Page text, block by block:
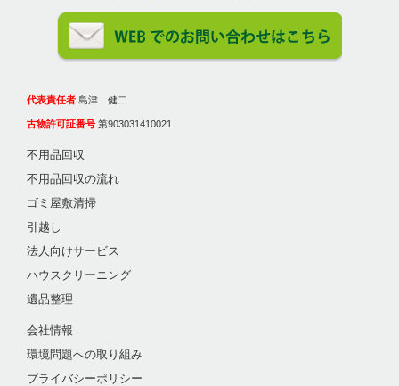
代表責任者 島津 健二
古物許可証番号 第903031410021
不用品回収
不用品回収の流れ
ゴミ屋敷清掃
引越し
法人向けサービス
ハウスクリーニング
遺品整理
会社情報
環境問題への取り組み
プライバシーポリシー